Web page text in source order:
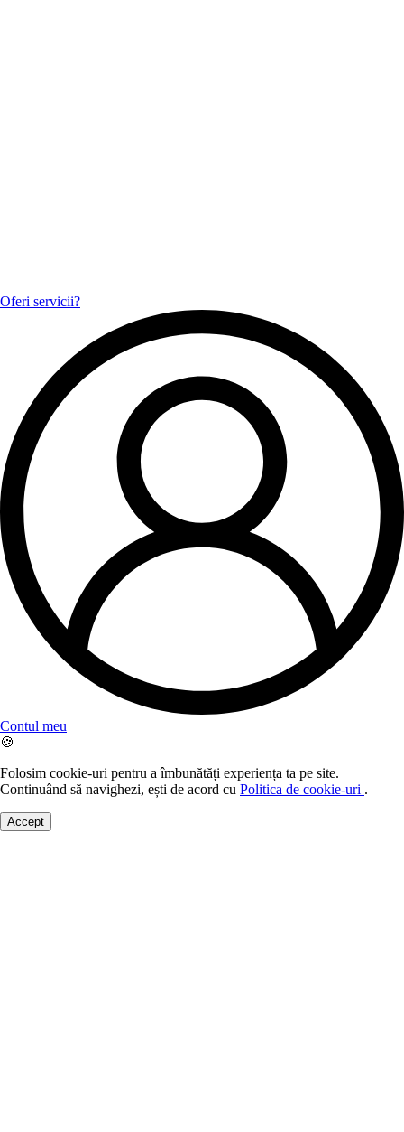
Oferi servicii?
Contul meu
🍪
Folosim cookie-uri pentru a îmbunătăți experiența ta pe site.
Continuând să navighezi, ești de acord cu Politica de cookie-uri .
Accept